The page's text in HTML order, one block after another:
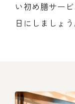
い初め膳サー
日にしましょう